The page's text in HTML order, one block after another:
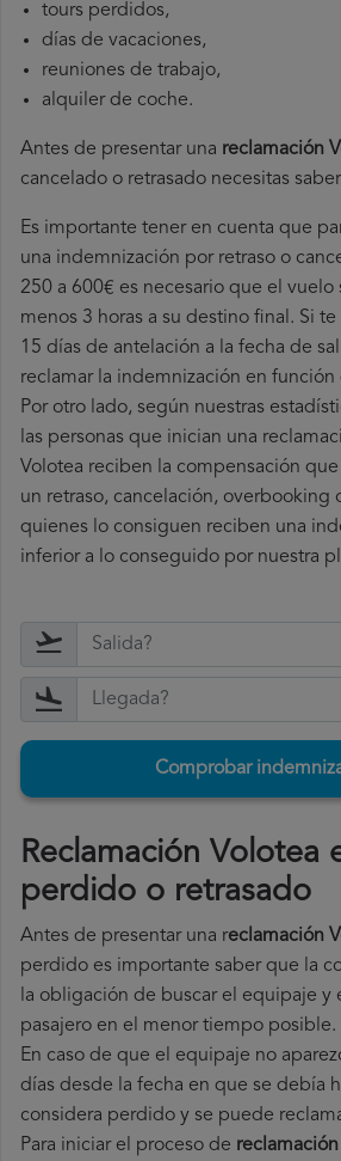
tours perdidos,
días de vacaciones,
reuniones de trabajo,
alquiler de coche.
Antes de presentar una reclamación
cancelado o retrasado necesitas
Es importante tener en cuenta que
una indemnización por retraso o
250 a 600€ es necesario que el vuelo
menos 3 horas a su destino final. Si
15 días de antelación a la fecha de
reclamar la indemnización en
Por otro lado, según nuestras
las personas que inician una
Volotea reciben la compensación
un retraso, cancelación,
quienes lo consiguen reciben una
inferior a lo conseguido por nuestra
Comprobar
Reclamación Volotea
perdido o retrasado
Antes de presentar una reclamación
perdido es importante saber que la
la obligación de buscar el equipaje y
pasajero en el menor tiempo posible.
En caso de que el equipaje no
días desde la fecha en que se debía
considera perdido y se puede
Para iniciar el proceso de